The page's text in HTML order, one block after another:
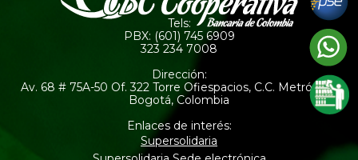
Tels:
PBX: (601) 745 6909
323 234 7008
Dirección:
Av. 68 # 75A-50 Of. 322 Torre Ofiespacios, C.C. Metrópolis
Bogotá, Colombia
Enlaces de interés:
Supersolidaria